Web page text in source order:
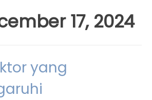
17, 2024
yang